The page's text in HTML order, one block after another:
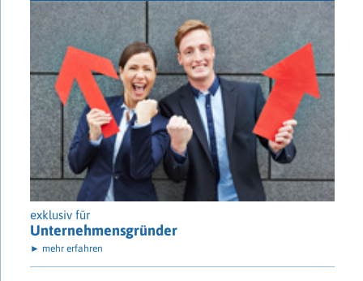
exklusiv für
Unternehmensgründer
► mehr erfahren